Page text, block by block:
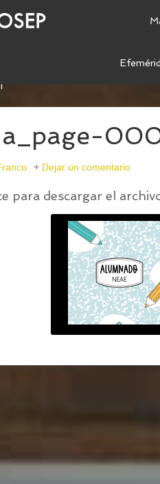
NUEVO CUADERNO
Dejar un comentario
para descargar el